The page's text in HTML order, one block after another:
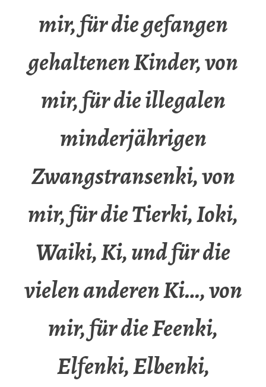
mir, für die gefangen
gehaltenen Kinder, von
mir, für die illegalen
minderjährigen
Zwangstransenki, von
mir, für die Tierki, Ioki,
Waiki, Ki, und für die
vielen anderen Ki…, von
mir, für die Feenki,
Elfenki, Elbenki,